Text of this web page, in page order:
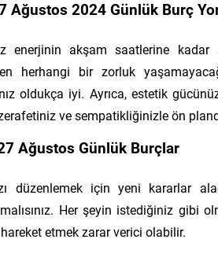
Ağustos 2024 Günlük Burç
enerjinin akşam saatlerine kadar
herhangi bir zorluk
oldukça iyi. Ayrıca, estetik
zerafetiniz ve sempatikliğinizle ön
Ağustos Günlük Burçlar
düzenlemek için yeni kararlar
Her şeyin istediğiniz gibi
hareket etmek zarar verici olabilir.